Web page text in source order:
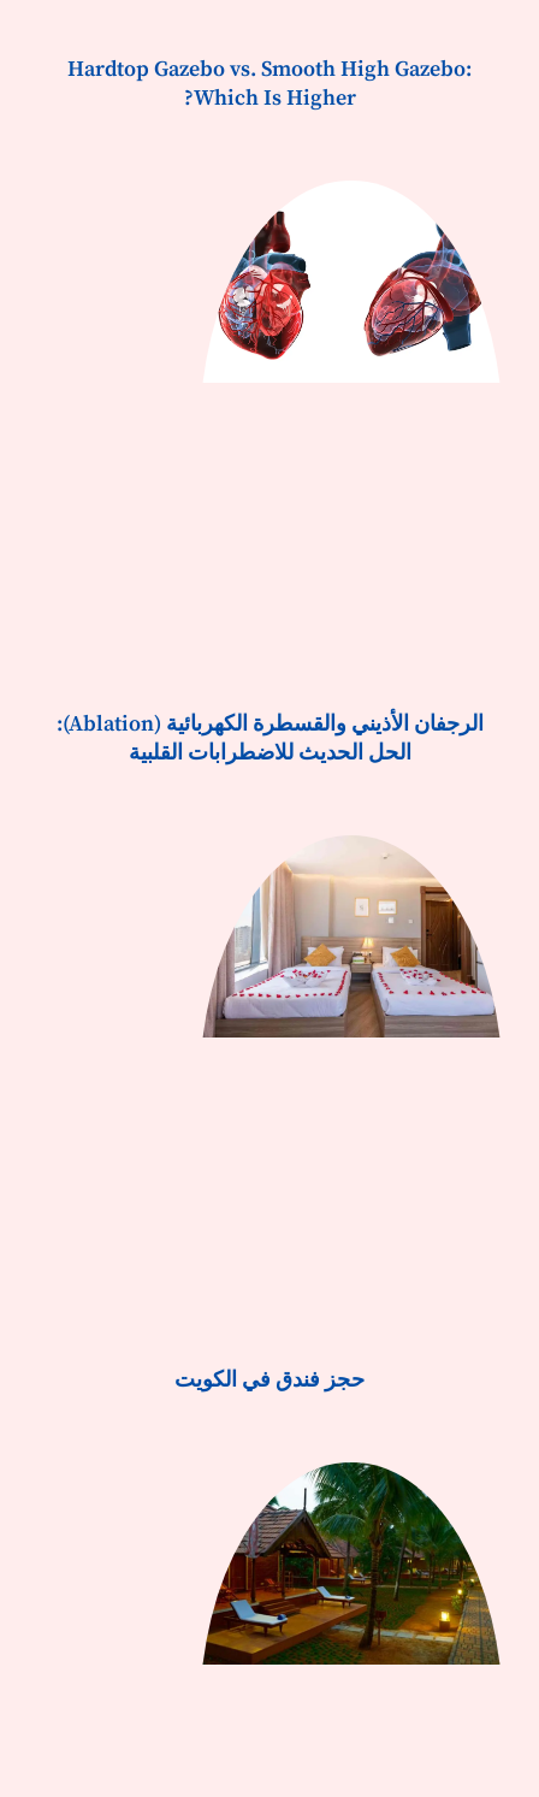
Hardtop Gazebo vs. Smooth High Gazebo:
Which Is Higher?
الرجفان الأذيني والقسطرة الكهربائية (Ablation):
الحل الحديث للاضطرابات القلبية
حجز فندق في الكويت